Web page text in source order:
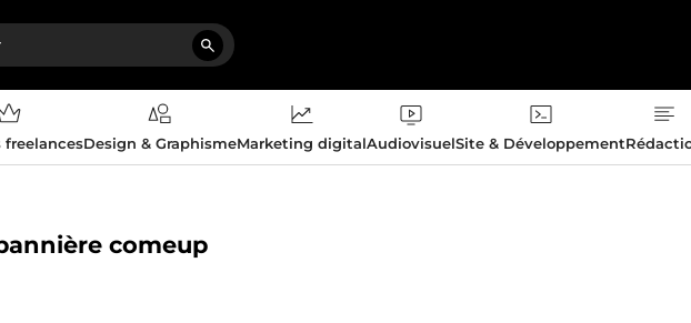
freelancesDesign & GraphismeMarketing digitalAudiovisuelSite & Développement
comeup